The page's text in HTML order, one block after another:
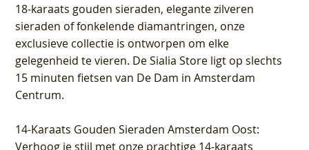
18-karaats gouden sieraden, elegante zilveren
sieraden of fonkelende diamantringen, onze
exclusieve collectie is ontworpen om elke
gelegenheid te vieren. De Sialia Store ligt op slechts
15 minuten fietsen van De Dam in Amsterdam
Centrum.
14-Karaats Gouden Sieraden Amsterdam Oost:
Verhoog je stijl met onze prachtige 14-karaats